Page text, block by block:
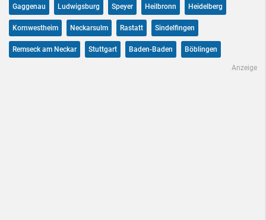
Gaggenau Ludwigsburg Speyer Heilbronn Heidelberg
Kornwestheim Neckarsulm Rastatt Sindelfingen
Remseck am Neckar Stuttgart Baden-Baden Böblingen
Anzeige